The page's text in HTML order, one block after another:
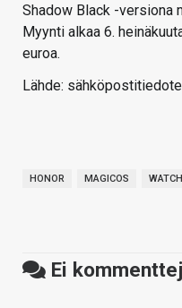
Shadow Black -versiona
Myynti alkaa 6.
euroa.
Lähde: sähköpostitiedote
HONOR MAGICOS
Ei